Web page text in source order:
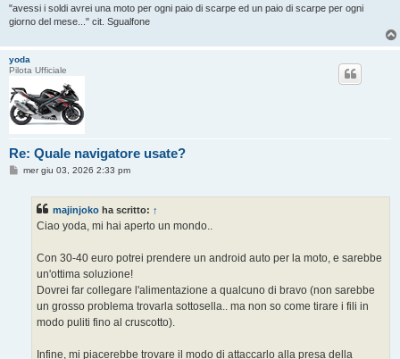
"avessi i soldi avrei una moto per ogni paio di scarpe ed un paio di scarpe per ogni
giorno del mese..." cit. Sgualfone
yoda
Pilota Ufficiale
Re: Quale navigatore usate?
Mmer giu 03, 2026 2:33 pm
majinjoko ha scritto: ↑
Ciao yoda, mi hai aperto un mondo..
Con 30-40 euro potrei prendere un android auto per la moto, e sarebbe
un'ottima soluzione!
Dovrei far collegare l'alimentazione a qualcuno di bravo (non sarebbe
un grosso problema trovarla sottosella.. ma non so come tirare i fili in
modo puliti fino al cruscotto).
Infine, mi piacerebbe trovare il modo di attaccarlo alla presa della